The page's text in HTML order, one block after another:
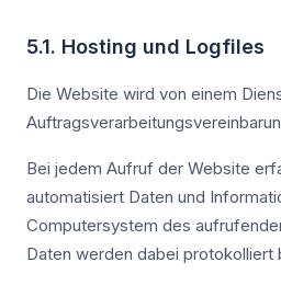
5.1. Hosting und Logfiles
Die Website wird von einem
Bei jedem Aufruf der Website
automatisiert Daten und
Computersystem des
Daten werden dabei protokolliert